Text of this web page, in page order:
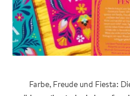
Farbe, Freude und Fiesta: